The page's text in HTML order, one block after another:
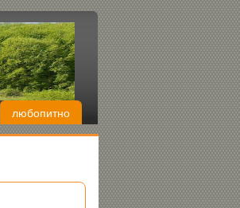
любопитно